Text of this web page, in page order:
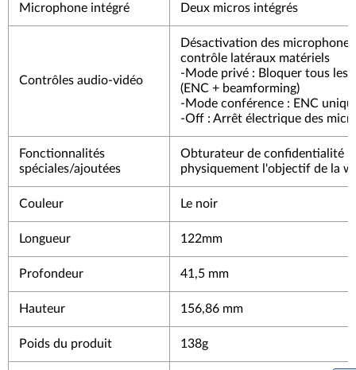
Microphone intégré Deux micros intégrés
Contrôles audio-vidéo
Désactivation des
contrôle latéraux matériels
-Mode privé : Bloquer tous les
(ENC + beamforming)
-Mode conférence : ENC
-Off : Arrêt électrique des
Fonctionnalités
spéciales/ajoutées
Obturateur de confidentialité
physiquement l'objectif de la
Couleur Le noir
Longueur 122mm
Profondeur 41,5 mm
Hauteur 156,86 mm
Poids du produit 138g